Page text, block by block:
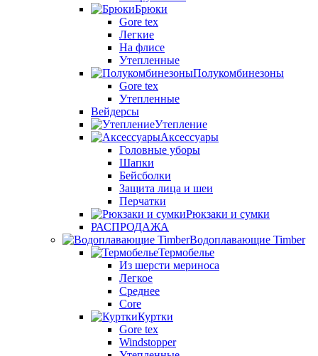
Брюки
Gore tex
Легкие
На флисе
Утепленные
Полукомбинезоны
Gore tex
Утепленные
Вейдерсы
Утепление
Аксессуары
Головные уборы
Шапки
Бейсболки
Защита лица и шеи
Перчатки
Рюкзаки и сумки
РАСПРОДАЖА
Водоплавающие Timber
Термобелье
Из шерсти мериноса
Легкое
Среднее
Core
Куртки
Gore tex
Windstopper